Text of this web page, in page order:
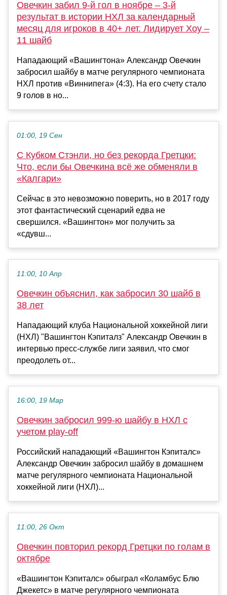
Овечкин забил 9-й гол в ноябре – 3-й
результат в истории НХЛ за календарный
месяц для игроков в 40+ лет. Лидирует Хоу –
11 шайб
Нападающий «Вашингтона» Александр Овечкин
забросил шайбу в матче регулярного чемпионата
НХЛ против «Виннипега» (4:3). На его счету стало
9 голов в но...
01:00, 19 Сен
С Кубком Стэнли, но без рекорда Гретцки:
Что, если бы Овечкина всё же обменяли в
«Калгари»
Сейчас в это невозможно поверить, но в 2017 году
этот фантастический сценарий едва не
свершился. «Вашингтон» мог получить за
«сдувш...
11:00, 10 Апр
Овечкин объяснил, как забросил 30 шайб в
38 лет
Нападающий клуба Национальной хоккейной лиги
(НХЛ) "Вашингтон Кэпиталз" Александр Овечкин в
интервью пресс-службе лиги заявил, что смог
преодолеть от...
16:00, 19 Мар
Овечкин забросил 999-ю шайбу в НХЛ с
учетом play-off
Российский нападающий «Вашингтон Кэпиталс»
Александр Овечкин забросил шайбу в домашнем
матче регулярного чемпионата Национальной
хоккейной лиги (НХЛ)...
11:00, 26 Окт
Овечкин повторил рекорд Гретцки по голам в
октябре
«Вашингтон Кэпиталс» обыграл «Коламбус Блю
Джекетс» в матче регулярного чемпионата